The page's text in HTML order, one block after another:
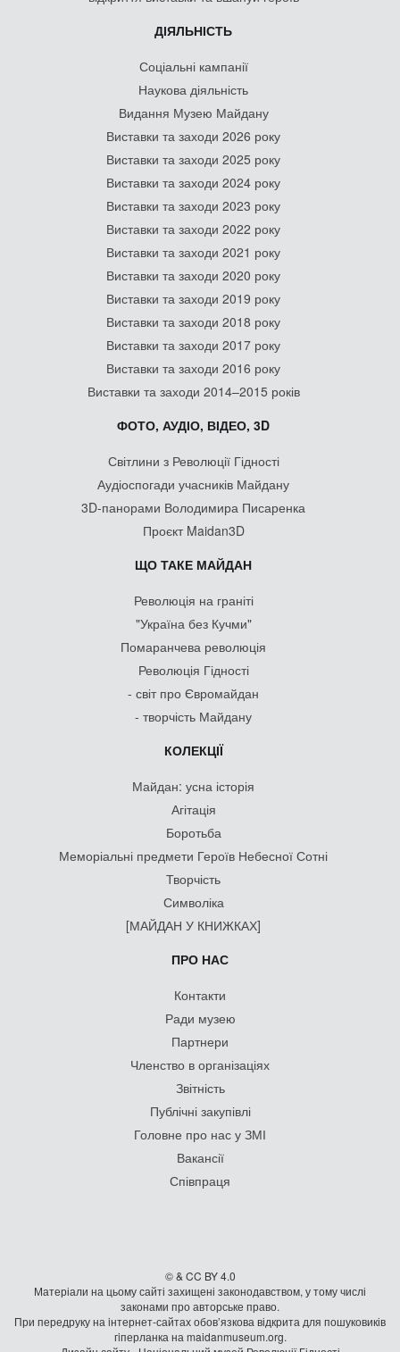
ДІЯЛЬНІСТЬ
Соціальні кампанії
Наукова діяльність
Видання Музею Майдану
Виставки та заходи 2026 року
Виставки та заходи 2025 року
Виставки та заходи 2024 року
Виставки та заходи 2023 року
Виставки та заходи 2022 року
Виставки та заходи 2021 року
Виставки та заходи 2020 року
Виставки та заходи 2019 року
Виставки та заходи 2018 року
Виставки та заходи 2017 року
Виставки та заходи 2016 року
Виставки та заходи 2014–2015 років
ФОТО, АУДІО, ВІДЕО, 3D
Світлини з Революції Гідності
Аудіоспогади учасників Майдану
3D-панорами Володимира Писаренка
Проєкт Maidan3D
ЩО ТАКЕ МАЙДАН
Революція на граніті
"Україна без Кучми"
Помаранчева революція
Революція Гідності
- світ про Євромайдан
- творчість Майдану
КОЛЕКЦІЇ
Майдан: усна історія
Агітація
Боротьба
Меморіальні предмети Героїв Небесної Сотні
Творчість
Символіка
[МАЙДАН У КНИЖКАХ]
ПРО НАС
Контакти
Ради музею
Партнери
Членство в організаціях
Звітність
Публічні закупівлі
Головне про нас у ЗМІ
Вакансії
Співпраця
© & CC BY 4.0
Матеріали на цьому сайті захищені законодавством, у тому числі
законами про авторське право.
При передруку на iнтернет-сайтах обов’язкова відкрита для пошуковиків
гiперланка на maidanmuseum.org.